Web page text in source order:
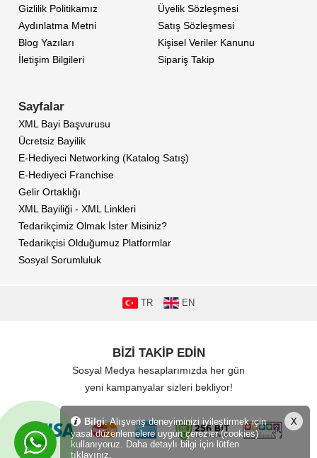
Gizlilik Politikamız
Aydınlatma Metni
Blog Yazıları
İletişim Bilgileri
Üyelik Sözleşmesi
Satış Sözleşmesi
Kişisel Veriler Kanunu
Sipariş Takip
Sayfalar
XML Bayi Başvurusu
Ücretsiz Bayilik
E-Hediyeci Networking (Katalog Satış)
E-Hediyeci Franchise
Gelir Ortaklığı
XML Bayiliği - XML Linkleri
Tedarikçimiz Olmak İster Misiniz?
Tedarikçisi Olduğumuz Platformlar
Sosyal Sorumluluk
TR EN
BİZİ TAKİP EDİN
Sosyal Medya hesaplarımızda her gün
yeni kampanyalar sizleri bekliyor!
Bilgi: Alışveriş deneyiminizi iyileştirmek için
yasal düzenlemelere uygun çerezler (cookies)
kullanıyoruz. Daha detaylı bilgi için lütfen
tıklayınız.
X